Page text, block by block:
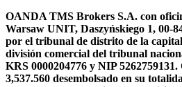
OANDA TMS Brokers S.A. con
Warsaw UNIT, Daszyńskiego 1, 00-
por el tribunal de distrito de la
división comercial del tribunal
KRS 0000204776 y NIP
3,537.560 desembolsado en su